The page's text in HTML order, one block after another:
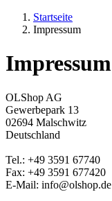
Startseite
Impressum
Impressum
OLShop AG
Gewerbepark 13
02694 Malschwitz
Deutschland
Tel.: +49 3591 67740
Fax: +49 3591 677420
E-Mail: info@olshop.de